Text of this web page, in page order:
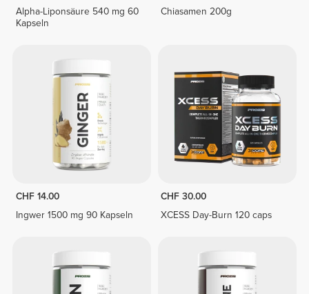
Alpha-Liponsäure 540 mg 60
Kapseln
Chiasamen 200g
CHF 14.00
Ingwer 1500 mg 90 Kapseln
CHF 30.00
XCESS Day-Burn 120 caps